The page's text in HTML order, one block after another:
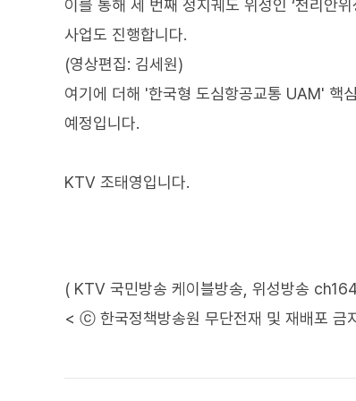
이를 통해 세 번째 정지궤도 위성인 ‘천리안
사업도 진행합니다.
(영상편집: 김세원)
여기에 더해 '한국형 도심항공교통 UAM' 핵
예정입니다.
KTV 조태영입니다.
( KTV 국민방송 케이블방송, 위성방송 ch164,
< ⓒ 한국정책방송원 무단전재 및 재배포 금